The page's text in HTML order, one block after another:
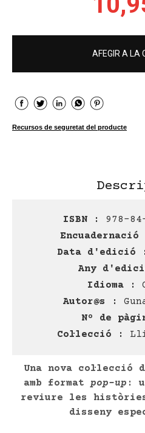
AFEGIR A LA
Recursos de seguretat del producte
ISBN :
978-
Encuadernació
Data d'edició :
Any
Idioma :
Autor@s :
Nº de
Col·lecció :
Una nova col·lecció
amb format pop-up :
reviure les històries
disseny